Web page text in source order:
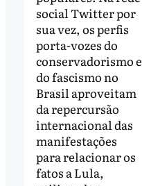
social Twitter por
sua vez, os perfis
porta-vozes do
conservadorismo e
do fascismo no
Brasil aproveitam
da repercursão
internacional das
manifestações
para relacionar os
fatos a Lula,